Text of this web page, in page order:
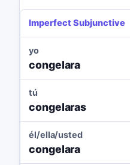
Imperfect Subjunctive
yo
congelara
tú
congelaras
él/ella/usted
congelara